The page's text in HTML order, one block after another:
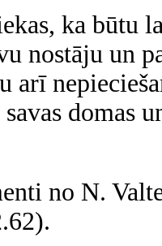
ka būtu
nostāju un
arī
domas
no N.